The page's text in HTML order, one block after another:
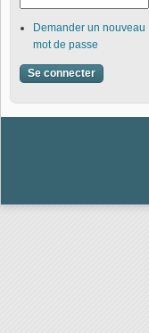
Demander un nouveau
mot de passe